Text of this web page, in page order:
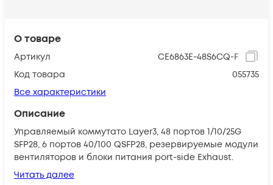
О товаре
Артикул
CE6863E-48S6CQ-F
Код товара
055735
Все характеристики
Описание
Управляемый коммутато Layer3, 48 портов 1/10/25G
SFP28, 6 портов 40/100 QSFP28, резервируемые модули
вентиляторов и блоки питания port-side Exhaust.
Читать далее